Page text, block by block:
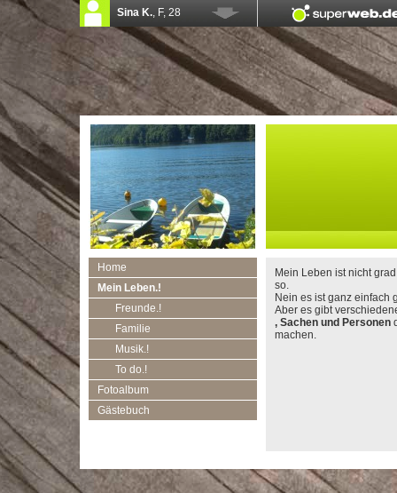
Home
Mein Leben.!
Freunde.!
Familie
Musik.!
To do.!
Fotoalbum
Gästebuch
Mein Leben ist nicht
so.
Nein es ist ganz einfach
Aber es gibt
, Sachen und Personen
machen.